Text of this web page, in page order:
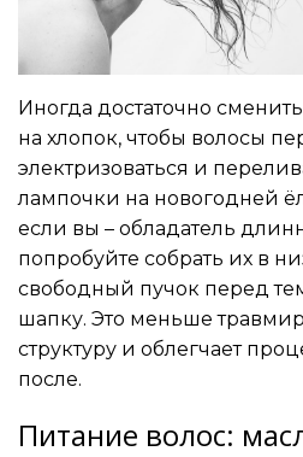
Иногда достаточно
на хлопок, чтобы волосы
электризоваться и
лампочки на новогодней
если вы – обладатель
попробуйте собрать их в
свободный пучок перед
шапку. Это меньше
структуру и облегчает
после.
Питание волос: